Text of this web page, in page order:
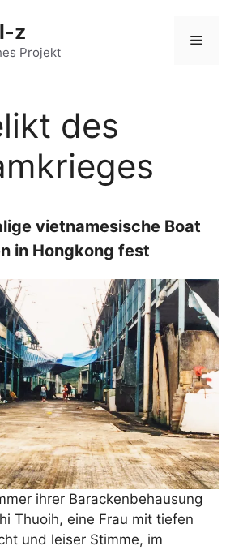
z
Projekt
Menü
des
vietnamesische Boat
in Hongkong fest
ihrer Barackenbehausung
Thuoih, eine Frau mit tiefen
und leiser Stimme, im